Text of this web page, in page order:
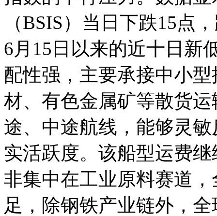
（BSIS）当日下跌15点
6月15日以来的近十日新
配性强，主要承接中小
材、有色金属矿等散货
途、中途航线，能够灵
实活跃度。该船型运费
非集中在工业原料赛道
足，除钢铁产业链外，